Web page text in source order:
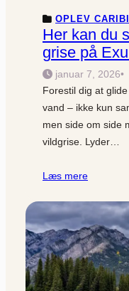
OPLEV
Her kan du
grise på
januar 7, 2026•
Forestil dig at
vand – ikke kun
men side om side
vildgrise. Lyder…
Læs mere